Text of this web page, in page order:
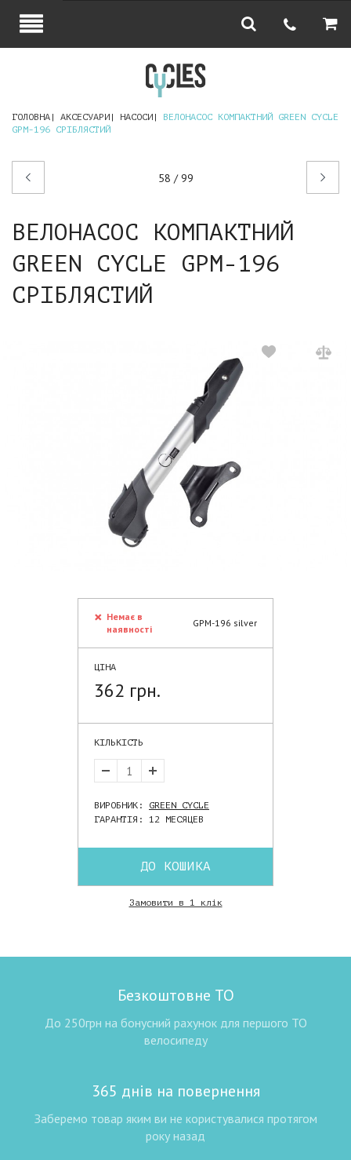
ГОЛОВНА АКСЕСУАРИ НАСОСИ
ВЕЛОНАСОС КОМПАКТНИЙ GREEN CYCLE
GPM-196 СРІБЛЯСТИЙ
58 / 99
Наступний
ВЕЛОНАСОС КОМПАКТНИЙ
GREEN CYCLE GPM-196
СРІБЛЯСТИЙ
Немає в
наявності
GPM-196 silver
ЦІНА
362 грн.
КІЛЬКІСТЬ
ВИРОБНИК: GREEN CYCLE
ГАРАНТІЯ: 12 МЕСЯЦЕВ
ДО КОШИКА
Замовити в 1 клік
Безкоштовне ТО
До 250грн на бонусний рахунок для першого ТО
велосипеду
365 днів на повернення
Заберемо товар яким ви не користувалися протягом
року назад